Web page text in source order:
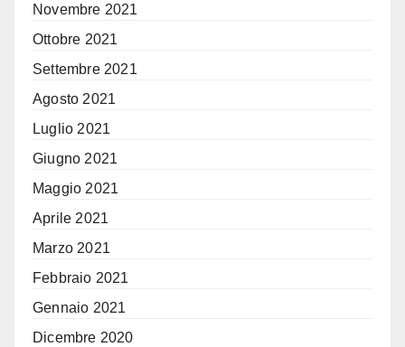
Novembre 2021
Ottobre 2021
Settembre 2021
Agosto 2021
Luglio 2021
Giugno 2021
Maggio 2021
Aprile 2021
Marzo 2021
Febbraio 2021
Gennaio 2021
Dicembre 2020